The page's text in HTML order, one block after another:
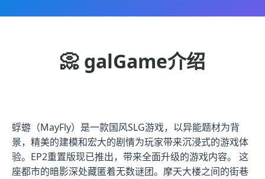
📀 galGame介绍
蜉蝣（MayFly）是一款国风SLG游戏，以异能题材为背
景，精美的建模和宏大的剧情为玩家带来沉浸式的游戏体
验。EP2重置版现已推出，带来全面升级的游戏内容。 这
座都市的暗影深处藏匿着无数谜团。摩天大楼之间的街巷